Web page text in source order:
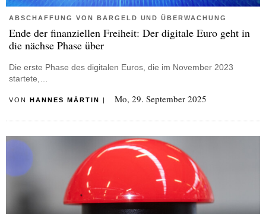
ABSCHAFFUNG VON BARGELD UND ÜBERWACHUNG
Ende der finanziellen Freiheit: Der digitale Euro geht in
die nächse Phase über
Die erste Phase des digitalen Euros, die im November 2023
startete,…
VON HANNES MÄRTIN | Mo, 29. September 2025